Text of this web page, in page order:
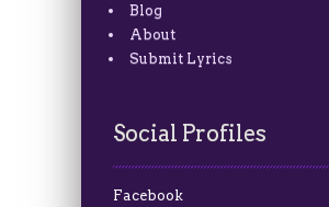
Blog
About
Submit Lyrics
Social Profiles
Facebook